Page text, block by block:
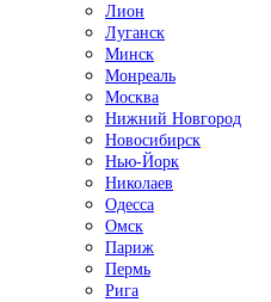
Лион
Луганск
Минск
Монреаль
Москва
Нижний Новгород
Новосибирск
Нью-Йорк
Николаев
Одесса
Омск
Париж
Пермь
Рига